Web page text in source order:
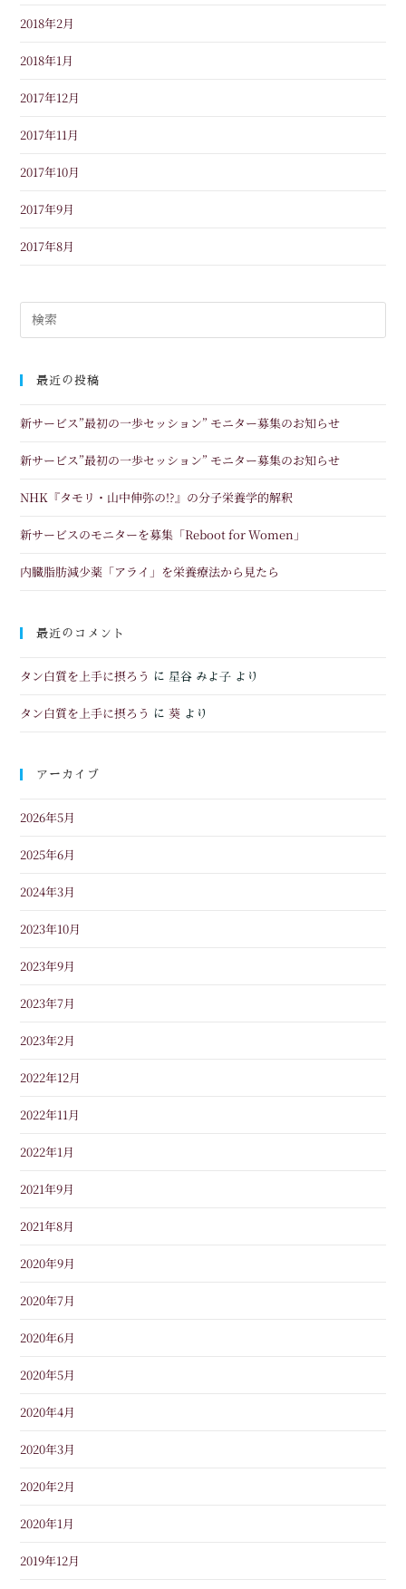
2018年2月
2018年1月
2017年12月
2017年11月
2017年10月
2017年9月
2017年8月
最近の投稿
新サービス”最初の一歩セッション” モニター募集のお知らせ
新サービス”最初の一歩セッション” モニター募集のお知らせ
NHK『タモリ・山中伸弥の!?』の分子栄養学的解釈
新サービスのモニターを募集「Reboot for Women」
内臓脂肪減少薬「アライ」を栄養療法から見たら
最近のコメント
タン白質を上手に摂ろう に 星谷 みよ子 より
タン白質を上手に摂ろう に葵 より
アーカイブ
2026年5月
2025年6月
2024年3月
2023年10月
2023年9月
2023年7月
2023年2月
2022年12月
2022年11月
2022年1月
2021年9月
2021年8月
2020年9月
2020年7月
2020年6月
2020年5月
2020年4月
2020年3月
2020年2月
2020年1月
2019年12月